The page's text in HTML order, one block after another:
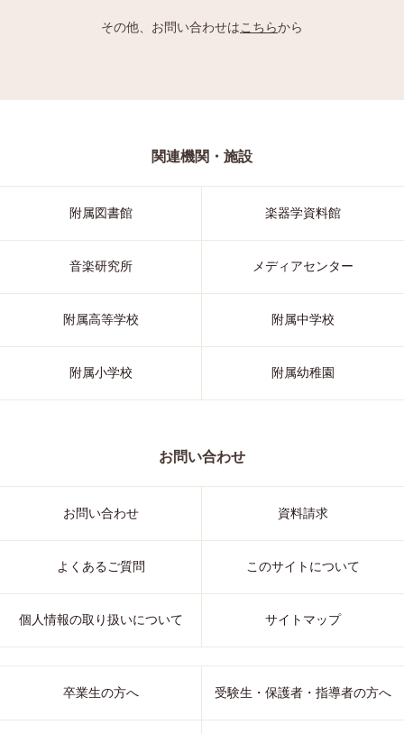
その他、お問い合わせはこちらから
関連機関・施設
附属図書館 楽器学資料館
音楽研究所 メディアセンター
附属高等学校 附属中学校
附属小学校 附属幼稚園
お問い合わせ
お問い合わせ 資料請求
よくあるご質問 このサイトについて
個人情報の取り扱いについて サイトマップ
卒業生の方へ 受験生・保護者・指導者の方へ